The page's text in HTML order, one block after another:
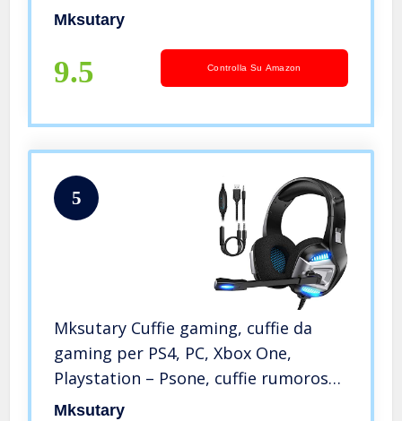
Interno, 15W UV Trappola Zanzare
Copertura per Mosche Falene Insetti
Mksutary
9.5 Controlla Su Amazon
5
Mksutary Cuffie gaming, cuffie da
gaming per PS4, PC, Xbox One,
Playstation – Psone, cuffie rumorose
riduzione dei cuscinetti chiusi
Mksutary